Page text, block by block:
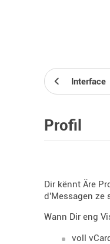
Interface
Profil
Dir kënnt Äre
d'Messagen ze
Wann Dir eng
voll